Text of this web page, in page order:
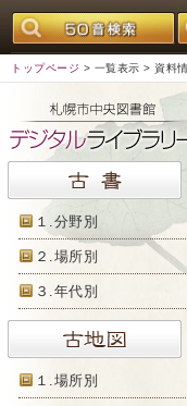
トップページ > 一覧表示 > 資料
１.分野別
２.場所別
３.年代別
１.場所別